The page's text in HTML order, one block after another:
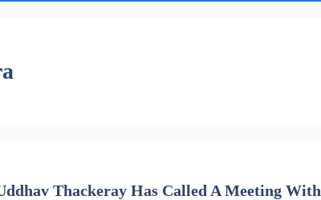
Thackeray Has Called A Meeting With